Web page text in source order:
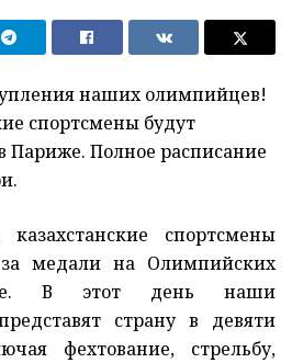
наших олимпийцев!
спортсмены будут
Париже. Полное расписание
спортсмены
медали на Олимпийских
В этот день наши
страну в девяти
фехтование, стрельбу,